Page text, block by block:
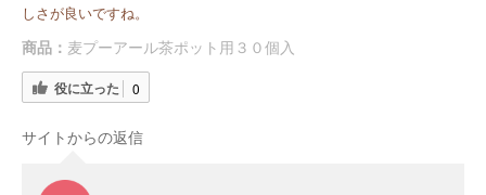
しさが良いですね。
商品： 麦プーアール茶ポット用３０個入
役に立った 0
サイトからの返信